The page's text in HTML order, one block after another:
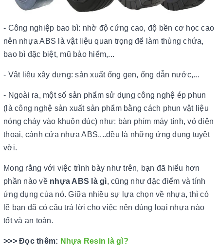
- Công nghiệp bao bì: nhờ độ cứng cao, độ bền cơ học cao
nên nhựa ABS là vật liệu quan trọng để làm thùng chứa,
bao bì đặc biệt, mũ bảo hiểm,...
- Vật liệu xây dựng: sản xuất ống gen, ống dẫn nước,...
- Ngoài ra, một số sản phẩm sử dụng công nghệ ép phun
(là công nghệ sản xuất sản phẩm bằng cách phun vật liệu
nóng chảy vào khuôn đúc) như: bàn phím máy tính, vỏ điện
thoại, cánh cửa nhựa ABS,...đều là những ứng dụng tuyệt
vời.
Mong rằng với việc trình bày như trên, bạn đã hiểu hơn
phần nào về nhựa ABS là gì, cũng như đặc điểm và tính
ứng dụng của nó. Giữa nhiều sự lựa chọn về nhựa, thì có
lẽ bạn đã có câu trả lời cho việc nên dùng loại nhựa nào
tốt và an toàn.
>>> Đọc thêm: Nhựa Resin là gì?